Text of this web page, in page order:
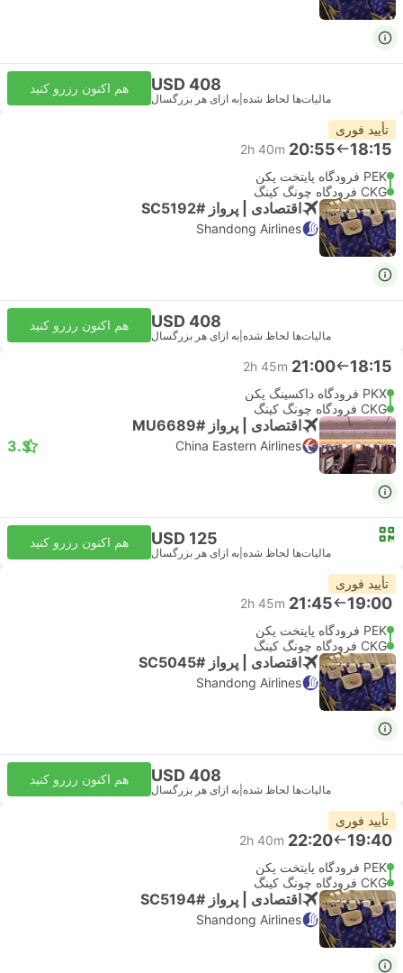
USD 408
مالیات‌ها لحاظ شده به ازای هر بزرگسال
هم اکنون رزرو کنید
تأیید فوری
18:15
20:55
2h 40m
PEK فرودگاه پایتخت پکن
CKG فرودگاه چونگ کینگ
اقتصادی | پرواز #SC5192
Shandong Airlines
USD 408
مالیات‌ها لحاظ شده به ازای هر بزرگسال
هم اکنون رزرو کنید
18:15
21:00
2h 45m
PKX فرودگاه داکسینگ پکن
CKG فرودگاه چونگ کینگ
اقتصادی | پرواز #MU6689
China Eastern Airlines
3.3
USD 125
مالیات‌ها لحاظ شده به ازای هر بزرگسال
هم اکنون رزرو کنید
تأیید فوری
19:00
21:45
2h 45m
PEK فرودگاه پایتخت پکن
CKG فرودگاه چونگ کینگ
اقتصادی | پرواز #SC5045
Shandong Airlines
USD 408
مالیات‌ها لحاظ شده به ازای هر بزرگسال
هم اکنون رزرو کنید
تأیید فوری
19:40
22:20
2h 40m
PEK فرودگاه پایتخت پکن
CKG فرودگاه چونگ کینگ
اقتصادی | پرواز #SC5194
Shandong Airlines